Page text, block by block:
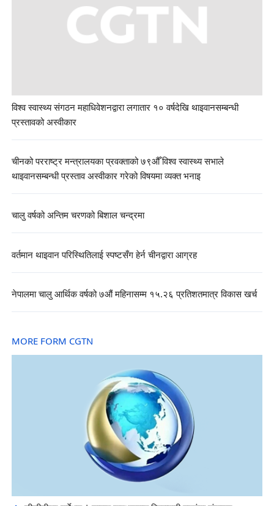
विश्व स्वास्थ्य संगठन महाधिवेशनद्वारा लगातार १० वर्षदेखि थाइवानसम्बन्धी
प्रस्तावको अस्वीकार
चीनको परराष्ट्र मन्त्रालयका प्रवक्ताको ७९औँ विश्व स्वास्थ्य सभाले
थाइवानसम्बन्धी प्रस्ताव अस्वीकार गरेको विषयमा व्यक्त भनाइ
चालु वर्षको अन्तिम चरणको बिशाल चन्द्रमा
वर्तमान थाइवान परिस्थितिलाई स्पष्टसँग हेर्न चीनद्वारा आग्रह
नेपालमा चालु आर्थिक वर्षको ७औं महिनासम्म १५.२६ प्रतिशतमात्र विकास खर्च
MORE FORM CGTN